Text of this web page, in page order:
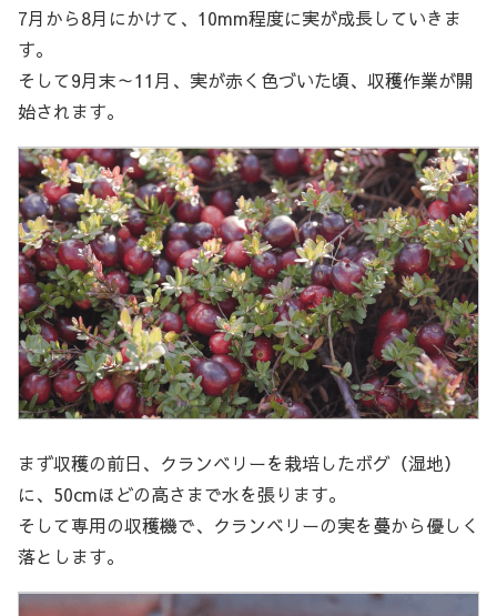
7月から8月にかけて、10mm程度に実が成長していきま
す。
そして9月末～11月、実が赤く色づいた頃、収穫作業が開
始されます。
まず収穫の前日、クランベリーを栽培したボグ（湿地）
に、50cmほどの高さまで水を張ります。
そして専用の収穫機で、クランベリーの実を蔓から優しく
落とします。